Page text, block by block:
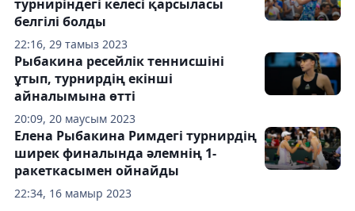
22:16, 29 тамыз 2023
турниріндегі келесі қарсыласы
белгілі болды
20:09, 20 маусым 2023
Рыбакина ресейлік теннисшіні
ұтып, турнирдің екінші
айналымына өтті
22:34, 16 мамыр 2023
Елена Рыбакина Римдегі турнирдің
ширек финалында әлемнің 1-
ракеткасымен ойнайды